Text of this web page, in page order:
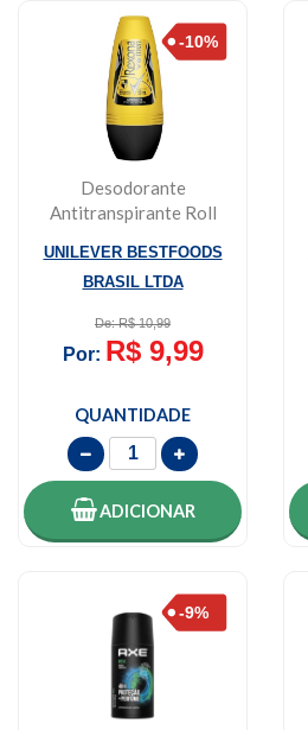
Desodorante
Antitranspirante Roll
50ml
UNILEVER BESTFOODS
BRASIL LTDA
De: R$ 10,99
Por: R$ 9,99
QUANTIDADE
ADICIONAR